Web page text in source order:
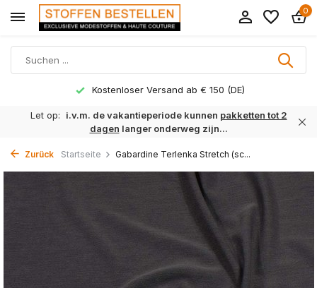
0
Kostenloser Versand ab € 150 (DE)
Let op: i.v.m. de vakantieperiode kunnen pakketten tot 2
dagen langer onderweg zijn...
Zurück Startseite Gabardine Terlenka Stretch (sc...